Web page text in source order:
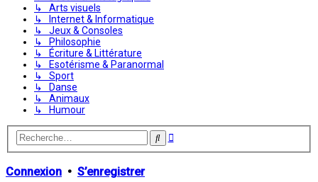
↳ Arts visuels
↳ Internet & Informatique
↳ Jeux & Consoles
↳ Philosophie
↳ Écriture & Littérature
↳ Esotérisme & Paranormal
↳ Sport
↳ Danse
↳ Animaux
↳ Humour
Rechercher
Recherche
Connexion • S’enregistrer